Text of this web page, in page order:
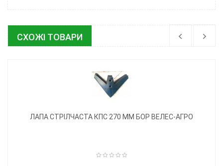
СХОЖІ ТОВАРИ
ЛАПА СТРІЛЧАСТА КПС 270 ММ БОР ВЕЛЕС-АГРО